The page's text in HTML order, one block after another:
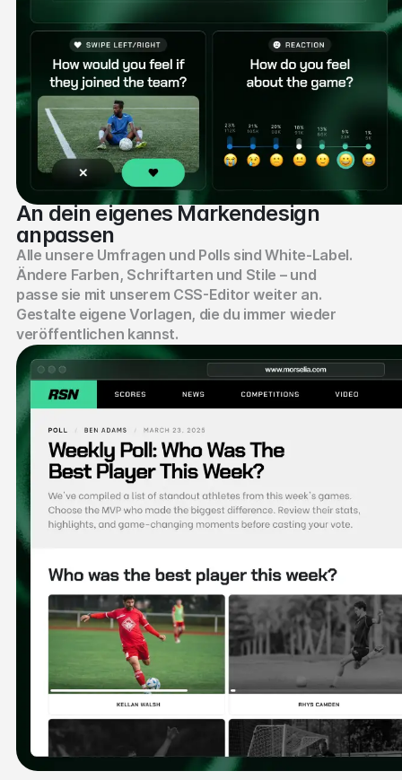
An dein eigenes Markendesign
anpassen
Alle unsere Umfragen und Polls sind White-Label.
Ändere Farben, Schriftarten und Stile – und
passe sie mit unserem CSS-Editor weiter an.
Gestalte eigene Vorlagen, die du immer wieder
veröffentlichen kannst.